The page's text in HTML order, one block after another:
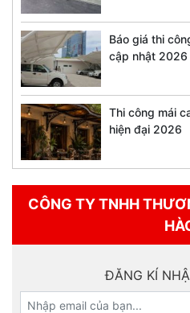
Báo giá thi
cập nhật 2026
Thi công mái
hiện đại 2026
CÔNG TY TNHH
ĐĂNG KÍ